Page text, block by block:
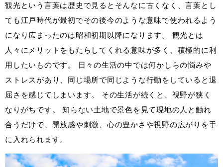
観光という言葉は歴史で見るとそんなに古くなく、言葉とし
ても江戸時代が最初でその後今のような意味で使われるよう
になり広まったのは昭和初期以降になります。 観光とは
人々にメリットをもたらしてくれる意味が多く、積極的に利
用したいものです。 日々の生活の中では何かしらの悩みや
ストレスがあり、同じ場所で同じような行動をしていると退
屈さを感じてしまいます。 その生活が続くと、視野が狭く
なりがちです。 知らない土地で景色を見て現地の人と触れ
合うだけで、開放感や刺激、心の豊かさや視野の広がりを手
に入れられます。